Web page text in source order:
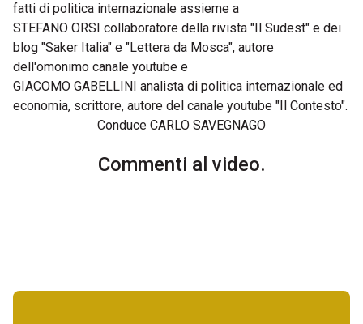
fatti di politica internazionale assieme a
STEFANO ORSI collaboratore della rivista "Il Sudest" e dei
blog "Saker Italia" e "Lettera da Mosca", autore
dell'omonimo canale youtube e
GIACOMO GABELLINI analista di politica internazionale ed
economia, scrittore, autore del canale youtube "Il Contesto".
Conduce CARLO SAVEGNAGO
Commenti al video.